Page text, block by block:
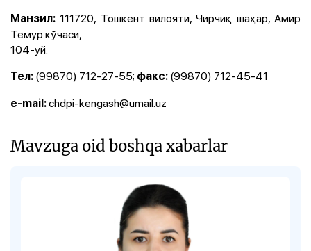
Манзил: 111720, Тошкент вилояти, Чирчиқ шаҳар, Амир
Темур кўчаси,
104-уй.
Тел: (99870) 712-27-55; факс: (99870) 712-45-41
e-mail:chdpi-kengash@umail.uz
Mavzuga oid boshqa xabarlar